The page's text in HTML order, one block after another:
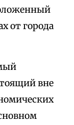
от города
вне